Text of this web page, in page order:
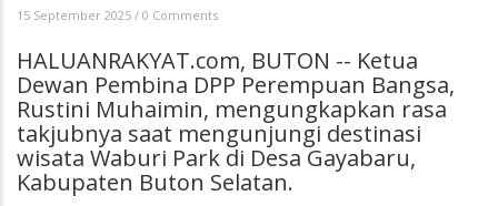
15 September 2025 / 0 Comments
HALUANRAKYAT.com, BUTON -- Ketua
Dewan Pembina DPP Perempuan Bangsa,
Rustini Muhaimin, mengungkapkan rasa
takjubnya saat mengunjungi destinasi
wisata Waburi Park di Desa Gayabaru,
Kabupaten Buton Selatan.